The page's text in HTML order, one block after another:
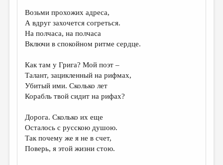
ИЗБРАННОЕ
ДАЙДЖЕСТ
ПЕРЕВОДЫ
КОНКУРСЫ
КНИЖНАЯ ПОЛКА
ОБЗОР ЛИТЕРАТУРЫ
Возьми прохожих адреса,
А вдруг захочется согреться.
На полчаса, на полчаса
Включи в спокойном ритме сердце.
Как там у Грига? Мой поэт –
Талант, зацикленный на рифмах,
Убитый ими. Сколько лет
Корабль твой сидит на рифах?
Дорога. Сколько их еще
Осталось с русскою душою.
Так почему же я не в счет,
Поверь, я этой жизни стою.